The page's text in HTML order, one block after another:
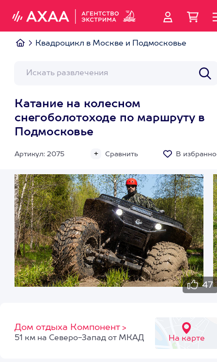
Квадроцикл в Москве и Подмосковье
Катание на колесном
снегоболотоходе по маршруту в
Подмосковье
Артикул: 2075 Сравнить В
47
Дом отдыха Компонент >
На карте
51 км на Северо-Запад от МКАД